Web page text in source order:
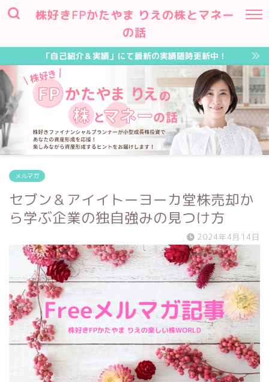
株好きFPかたやま りえの株とマネー
の話
「自己紹介＆実績」にて最新の実績随時更新中！
メルマガ
セブン＆アイイトーヨーカ堂株売却か
ら学ぶ企業の独自強みの見つけ方
2024年4月14日